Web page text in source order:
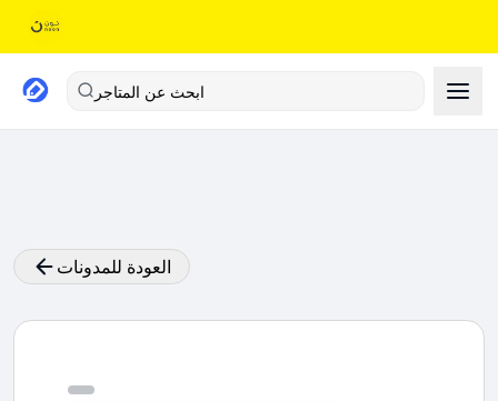
ابحث عن المتاجر
العودة للمدونات